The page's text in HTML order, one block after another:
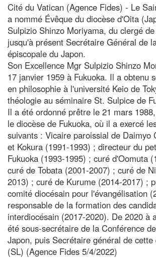
Cité du Vatican (Agence Fides) - Le
a nommé Évêque du diocèse d'Oita
Sulpizio Shinzo Moriyama, du clergé
jusqu'à présent Secrétaire Général de
épiscopale du Japon.
Son Excellence Mgr Sulpizio Shinzo
17 janvier 1959 à Fukuoka. Il a obtenu
en philosophie à l'université Keio de
théologie au séminaire St. Sulpice de
Il a été ordonné prêtre le 21 mars
le diocèse de Fukuoka, où il a exercé
suivants : Vicaire paroissial de Daimyo
et Kokura (1991-1993) ; directeur du
Fukuoka (1993-1995) ; curé d'Oomuta
curé de Tobata (2001-2007) ; curé de
2013) ; curé de Kurume (2014-2017) ;
comité diocésain pour l'évangélisation
responsable de la formation des
interdiocésain (2017-2020). De 2020 à
été sous-secrétaire de la Conférence
Japon, puis Secrétaire général de cette
(SL) (Agence Fides 5/4/2022)